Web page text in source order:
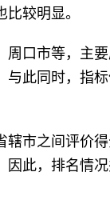
较明显。
口市等，主
此同时，指
市之间评价
此，排名情